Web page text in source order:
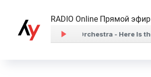
RADIO Online Прямой эфир